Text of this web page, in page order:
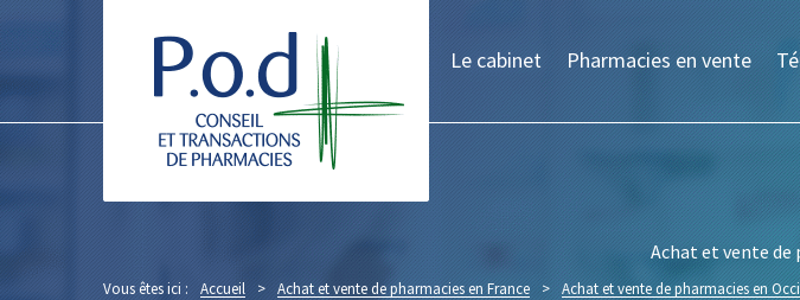
Le cabinet Pharmacies en vente
Achat et vente de
Vous êtes ici : Accueil > Achat et vente de pharmacies en France > Achat et vente de pharmacies en